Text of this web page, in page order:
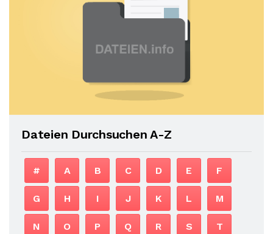
Dateien Durchsuchen A-Z
# A B C D E F
G H I J K L M
N O P Q R S T